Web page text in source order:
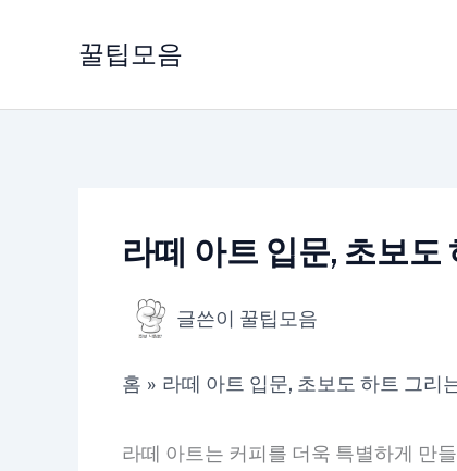
로
꿀팁모음
라떼 아트 입문, 초보
글쓴이 꿀팁모음
홈 라떼 아트 입문, 초보도 하트 그리
라떼 아트는 커피를 더욱 특별하게 만